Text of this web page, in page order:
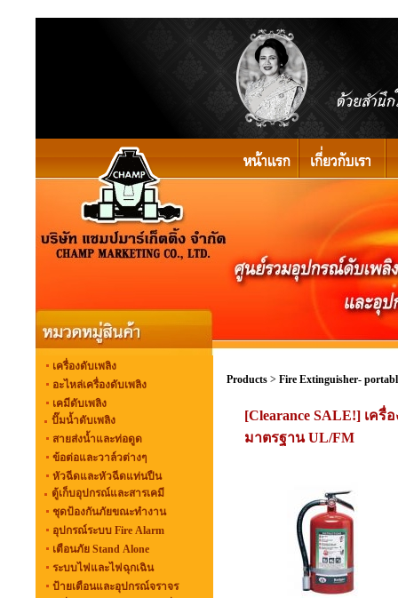
เครื่องดับเพลิง
อะไหล่เครื่องดับเพลิง
เคมีดับเพลิง
ปั๊มน้ำดับเพลิง
สายส่งน้ำและท่อดูด
ข้อต่อและวาล์วต่างๆ
หัวฉีดและหัวฉีดแท่นปืน
ตู้เก็บอุปกรณ์และสารเคมี
ชุดป้องกันภัยขณะทำงาน
อุปกรณ์ระบบ Fire Alarm
เตือนภัย Stand Alone
ระบบไฟและไฟฉุกเฉิน
ป้ายเตือนและอุปกรณ์จราจร
Products > Fire Extinguisher-
[Clearance SALE!] เค
มาตรฐาน UL/FM